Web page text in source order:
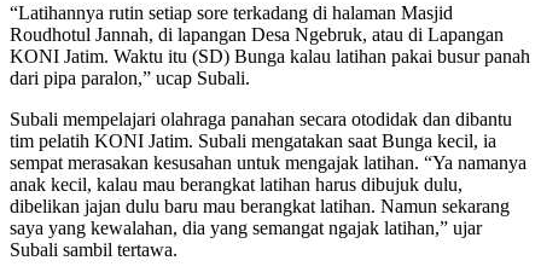
“Latihannya rutin setiap sore terkadang di halaman Masjid
Roudhotul Jannah, di lapangan Desa Ngebruk, atau di Lapangan
KONI Jatim. Waktu itu (SD) Bunga kalau latihan pakai busur panah
dari pipa paralon,” ucap Subali.
Subali mempelajari olahraga panahan secara otodidak dan dibantu
tim pelatih KONI Jatim. Subali mengatakan saat Bunga kecil, ia
sempat merasakan kesusahan untuk mengajak latihan. “Ya namanya
anak kecil, kalau mau berangkat latihan harus dibujuk dulu,
dibelikan jajan dulu baru mau berangkat latihan. Namun sekarang
saya yang kewalahan, dia yang semangat ngajak latihan,” ujar
Subali sambil tertawa.